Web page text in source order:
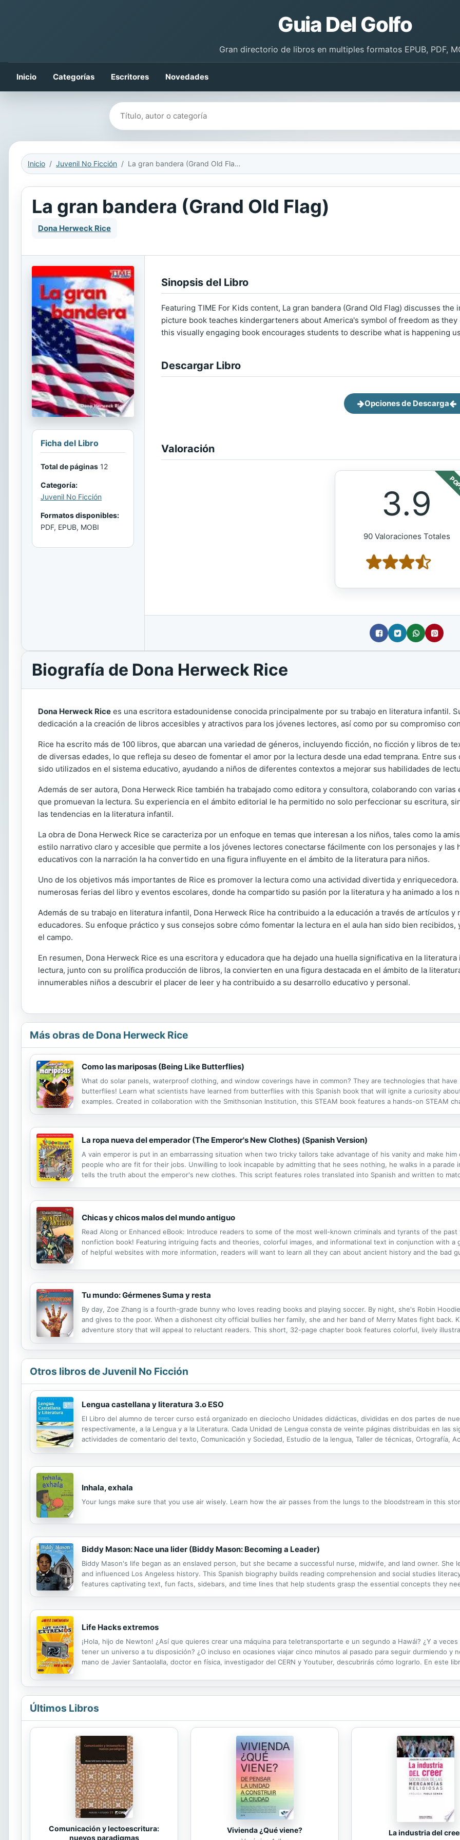
Guia Del Golfo
Gran directorio de libros en multiples formatos EPUB, PDF,
Inicio Categorías Escritores Novedades
Buscar libros
Inicio Juvenil No Ficción La gran bandera (Grand Old Flag)
La gran bandera (Grand Old Flag)
Dona Herweck Rice
Ficha del Libro
Total de páginas 12
Categoría:
Juvenil No Ficción
Formatos disponibles:
PDF, EPUB, MOBI
Sinopsis del Libro
Featuring TIME For Kids content, La gran bandera (Grand Old Flag) discusses
picture book teaches kindergarteners about America's symbol of freedom as
this visually engaging book encourages students to describe what is happening
Descargar Libro
Opciones de Descarga
Valoración
3.9
90 Valoraciones Totales
Biografía de Dona Herweck Rice
Dona Herweck Rice es una escritora estadounidense conocida principalmente por su trabajo en literatura infantil.
dedicación a la creación de libros accesibles y atractivos para los jóvenes lectores, así como por su compromiso
Rice ha escrito más de 100 libros, que abarcan una variedad de géneros, incluyendo ficción, no ficción y libros de
de diversas edades, lo que refleja su deseo de fomentar el amor por la lectura desde una edad temprana. Entre
sido utilizados en el sistema educativo, ayudando a niños de diferentes contextos a mejorar sus habilidades de
Además de ser autora, Dona Herweck Rice también ha trabajado como editora y consultora, colaborando con
que promuevan la lectura. Su experiencia en el ámbito editorial le ha permitido no solo perfeccionar su escritura,
las tendencias en la literatura infantil.
La obra de Dona Herweck Rice se caracteriza por un enfoque en temas que interesan a los niños, tales como la
estilo narrativo claro y accesible que permite a los jóvenes lectores conectarse fácilmente con los personajes y las
educativos con la narración la ha convertido en una figura influyente en el ámbito de la literatura para niños.
Uno de los objetivos más importantes de Rice es promover la lectura como una actividad divertida y
numerosas ferias del libro y eventos escolares, donde ha compartido su pasión por la literatura y ha animado a los
Además de su trabajo en literatura infantil, Dona Herweck Rice ha contribuido a la educación a través de artículos
educadores. Su enfoque práctico y sus consejos sobre cómo fomentar la lectura en el aula han sido bien
el campo.
En resumen, Dona Herweck Rice es una escritora y educadora que ha dejado una huella significativa en la
lectura, junto con su prolífica producción de libros, la convierten en una figura destacada en el ámbito de la
innumerables niños a descubrir el placer de leer y ha contribuido a su desarrollo educativo y personal.
Más obras de Dona Herweck Rice
Como las mariposas (Being Like Butterflies)
What do solar panels, waterproof clothing, and window coverings have in common? They are technologies that
butterflies! Learn what scientists have learned from butterflies with this Spanish book that will ignite a curiosity
examples. Created in collaboration with the Smithsonian Institution, this STEAM book features a hands-on STEAM
La ropa nueva del emperador (The Emperor's New Clothes) (Spanish Version)
A vain emperor is put in an embarrassing situation when two tricky tailors take advantage of his vanity and make
people who are fit for their jobs. Unwilling to look incapable by admitting that he sees nothing, he walks in a parade
tells the truth about the emperor's new clothes. This script features roles translated into Spanish and written to
Chicas y chicos malos del mundo antiguo
Read Along or Enhanced eBook: Introduce readers to some of the most well-known criminals and tyrants of the
nonfiction book! Featuring intriguing facts and theories, colorful images, and informational text in conjunction with a
of helpful websites with more information, readers will want to learn all they can about ancient history and the bad
Tu mundo: Gérmenes Suma y resta
By day, Zoe Zhang is a fourth-grade bunny who loves reading books and playing soccer. By night, she's Robin
and gives to the poor. When a dishonest city official bullies her family, she and her band of Merry Mates fight back.
adventure story that will appeal to reluctant readers. This short, 32-page chapter book features colorful, lively
Otros libros de Juvenil No Ficción
Lengua castellana y literatura 3.o ESO
El Libro del alumno de tercer curso está organizado en dieciocho Unidades didácticas, divididas en dos partes de
respectivamente, a la Lengua y a la Literatura. Cada Unidad de Lengua consta de veinte páginas distribuidas en las
actividades de comentario del texto, Comunicación y Sociedad, Estudio de la lengua, Taller de técnicas, Ortografía,
Inhala, exhala
Your lungs make sure that you use air wisely. Learn how the air passes from the lungs to the bloodstream in this
Biddy Mason: Nace una lider (Biddy Mason: Becoming a Leader)
Biddy Mason's life began as an enslaved person, but she became a successful nurse, midwife, and land owner. She
and influenced Los Angeless history. This Spanish biography builds reading comprehension and social studies
features captivating text, fun facts, sidebars, and time lines that help students grasp the essential concepts they
Life Hacks extremos
¡Hola, hijo de Newton! ¿Así que quieres crear una máquina para teletransportarte e un segundo a Hawái? ¿Y a
tener un universo a tu disposición? ¿O incluso en ocasiones viajar cinco minutos al pasado para seguir durmiendo y
mano de Javier Santaolalla, doctor en física, investigador del CERN y Youtuber, descubrirás cómo lograrlo. En este
Últimos Libros
Comunicación y lectoescritura:
nuevos paradigmas
Vivienda ¿Qué viene? La industria del